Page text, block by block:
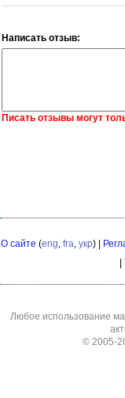
Написать отзыв:
Писать отзывы могут
О сайте (eng fra укр) |
|
Любое использование
© 2005-